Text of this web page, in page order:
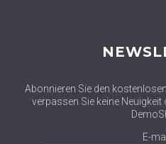
Abonnieren Sie den
verpassen Sie keine
E-